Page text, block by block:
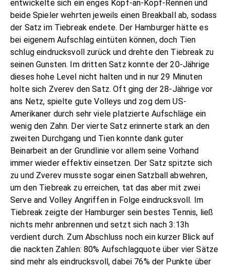
entwickelte sich ein enges Kopf-an-Kopf-Rennen und
beide Spieler wehrten jeweils einen Breakball ab, sodass
der Satz im Tiebreak endete. Der Hamburger hätte es
bei eigenem Aufschlag eintüten können, doch Tien
schlug eindrucksvoll zurück und drehte den Tiebreak zu
seinen Gunsten. Im dritten Satz konnte der 20-Jährige
dieses hohe Level nicht halten und in nur 29 Minuten
holte sich Zverev den Satz. Oft ging der 28-Jährige vor
ans Netz, spielte gute Volleys und zog dem US-
Amerikaner durch sehr viele platzierte Aufschläge ein
wenig den Zahn. Der vierte Satz erinnerte stark an den
zweiten Durchgang und Tien konnte dank guter
Beinarbeit an der Grundlinie vor allem seine Vorhand
immer wieder effektiv einsetzen. Der Satz spitzte sich
zu und Zverev musste sogar einen Satzball abwehren,
um den Tiebreak zu erreichen, tat das aber mit zwei
Serve and Volley Angriffen in Folge eindrucksvoll. Im
Tiebreak zeigte der Hamburger sein bestes Tennis, ließ
nichts mehr anbrennen und setzt sich nach 3:13h
verdient durch. Zum Abschluss noch ein kurzer Blick auf
die nackten Zahlen: 80% Aufschlagquote über vier Sätze
sind mehr als eindrucksvoll, dabei 76% der Punkte über